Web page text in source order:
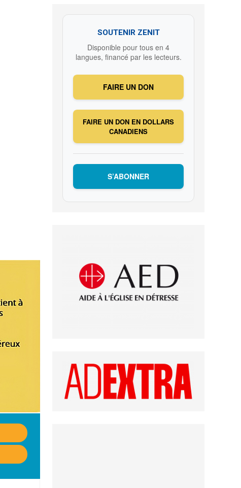
SOUTENIR ZENIT
Disponible pour tous en 4
langues, financé par les lecteurs.
FAIRE UN DON
FAIRE UN DON EN DOLLARS
CANADIENS
S’ABONNER